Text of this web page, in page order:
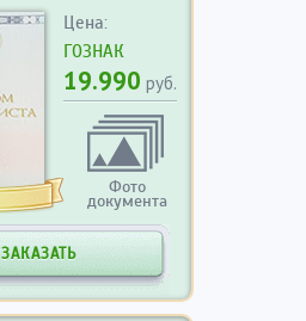
Цена:
ГОЗНАК
19.990 руб.
Фото
документа
ЗАКАЗАТЬ